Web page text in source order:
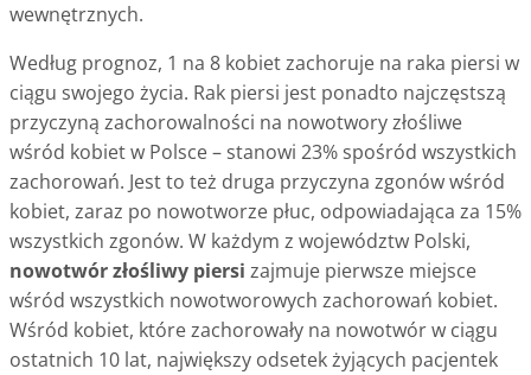
wewnętrznych.
Według prognoz, 1 na 8 kobiet zachoruje na raka piersi w
ciągu swojego życia. Rak piersi jest ponadto najczęstszą
przyczyną zachorowalności na nowotwory złośliwe
wśród kobiet w Polsce – stanowi 23% spośród wszystkich
zachorowań. Jest to też druga przyczyna zgonów wśród
kobiet, zaraz po nowotworze płuc, odpowiadająca za 15%
wszystkich zgonów. W każdym z województw Polski,
nowotwór złośliwy piersi zajmuje pierwsze miejsce
wśród wszystkich nowotworowych zachorowań kobiet.
Wśród kobiet, które zachorowały na nowotwór w ciągu
ostatnich 10 lat, największy odsetek żyjących pacjentek